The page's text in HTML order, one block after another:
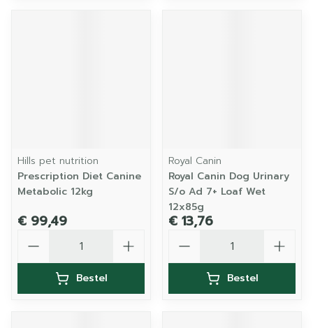
Hills pet nutrition
Prescription Diet Canine
Metabolic 12kg
€ 99,49
Bestel
Royal Canin
Royal Canin Dog Urinary
S/o Ad 7+ Loaf Wet
12x85g
€ 13,76
Bestel